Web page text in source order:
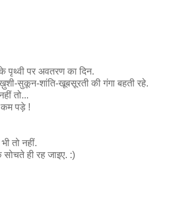
पृथ्वी पर अवतरण का दिन.
सुकून-शांति-खूबसूरती की गंगा बहती रहे.
तो...
कम पड़े !
तो नहीं.
सोचते ही रह जाइए. :)